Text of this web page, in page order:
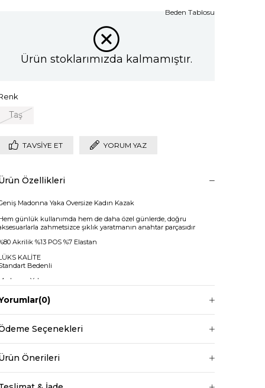
Ürün stoklarımızda kalmamıştır.
Taş
Beden Tablosu
TAVSIYE ET YORUM YAZ
Özellikleri
Madonna Yaka Oversize Kadın Kazak
günlük kullanımda hem de daha özel günlerde, doğru
zahmetsizce şıklık yaratmanın anahtar parçasıdır
Akrilik %13 POS %7 Elastan
KALİTE
Bedenli
Yaka
Regular Boy
Kazak Göğüs: 124
Manken ölçüleri ise;
(0)
Seçenekleri
Önerileri